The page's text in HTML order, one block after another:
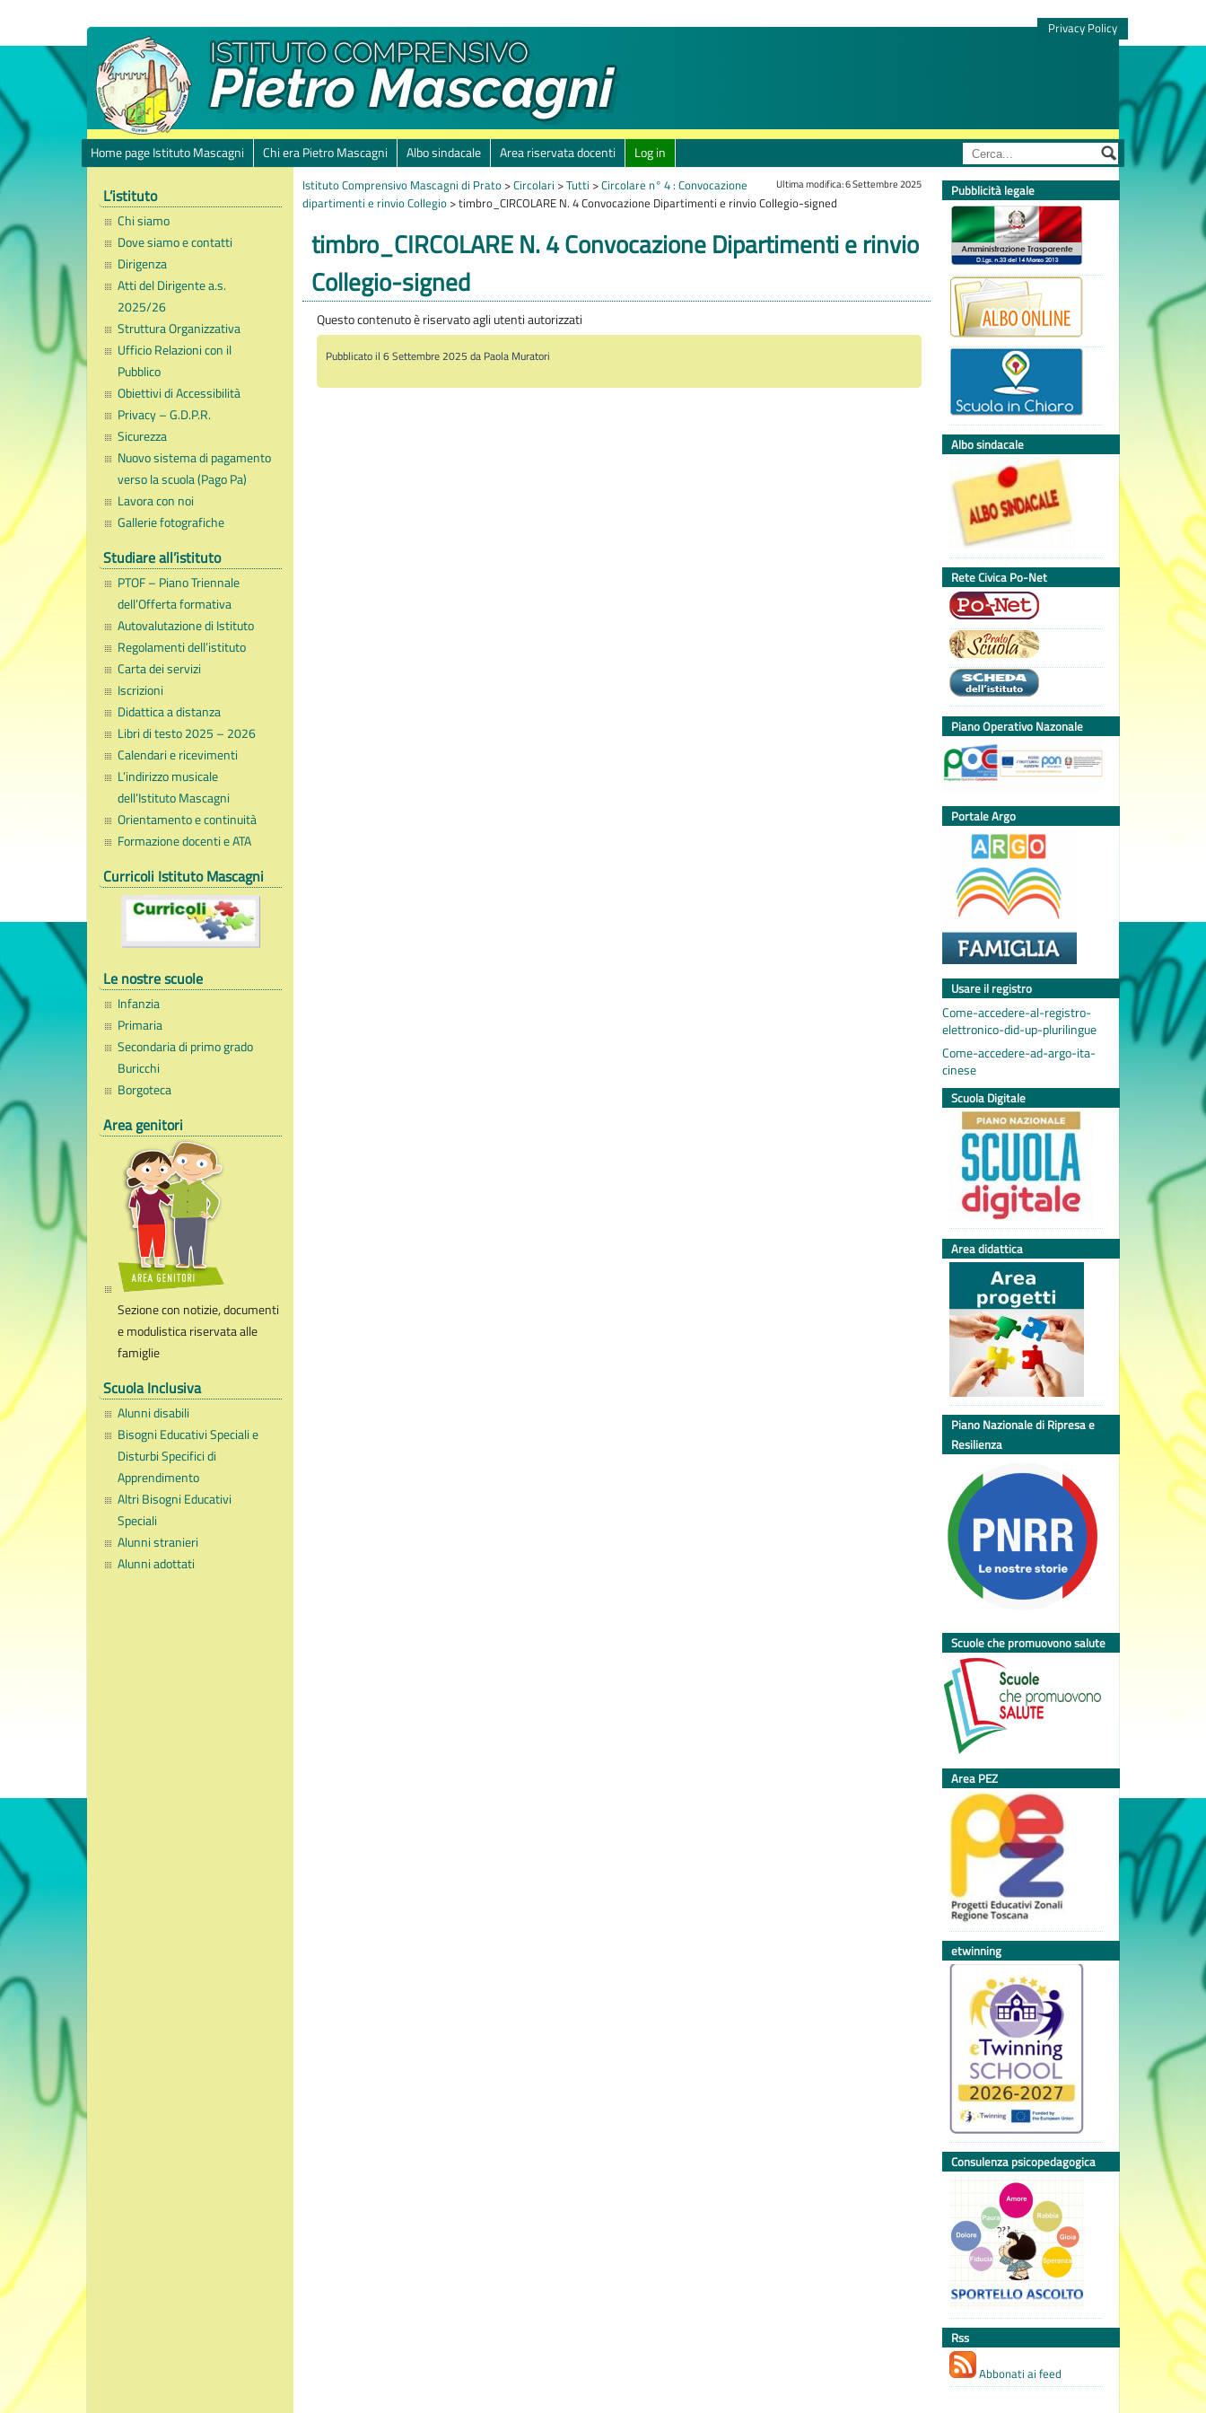
Privacy Policy
Home page Istituto Mascagni Chi era Pietro Mascagni Albo sindacale Area riservata docenti Log in
L’istituto
Chi siamo
Dove siamo e contatti
Dirigenza
Atti del Dirigente a.s.
2025/26
Struttura Organizzativa
Ufficio Relazioni con il
Pubblico
Obiettivi di Accessibilità
Privacy – G.D.P.R.
Sicurezza
Nuovo sistema di pagamento
verso la scuola (Pago Pa)
Lavora con noi
Gallerie fotografiche
Studiare all’istituto
PTOF – Piano Triennale
dell’Offerta formativa
Autovalutazione di Istituto
Regolamenti dell’istituto
Carta dei servizi
Iscrizioni
Didattica a distanza
Libri di testo 2025 – 2026
Calendari e ricevimenti
L’indirizzo musicale
dell’Istituto Mascagni
Orientamento e continuità
Formazione docenti e ATA
Curricoli Istituto Mascagni
Le nostre scuole
Infanzia
Primaria
Secondaria di primo grado
Buricchi
Borgoteca
Area genitori
Sezione con notizie, documenti
e modulistica riservata alle
famiglie
Scuola Inclusiva
Alunni disabili
Bisogni Educativi Speciali e
Disturbi Specifici di
Apprendimento
Altri Bisogni Educativi
Speciali
Alunni stranieri
Alunni adottati
Ultima modifica: 6 Settembre 2025
Istituto Comprensivo Mascagni di Prato >Circolari >Tutti >Circolare n° 4 : Convocazione
dipartimenti e rinvio Collegio >timbro_CIRCOLARE N. 4 Convocazione Dipartimenti e rinvio Collegio-signed
timbro_CIRCOLARE N. 4 Convocazione Dipartimenti e rinvio
Collegio-signed
Questo contenuto è riservato agli utenti autorizzati
Pubblicato il 6 Settembre 2025 da Paola Muratori
Pubblicità legale
Albo sindacale
Rete Civica Po-Net
Piano Operativo Nazonale
Portale Argo
Usare il registro
Come-accedere-al-registro-
elettronico-did-up-plurilingue
Come-accedere-ad-argo-ita-
cinese
Scuola Digitale
Area didattica
Piano Nazionale di Ripresa e
Resilienza
Scuole che promuovono salute
Area PEZ
etwinning
Consulenza psicopedagogica
Rss
Abbonati ai feed